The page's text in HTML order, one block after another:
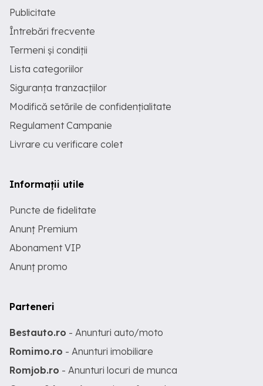
Publicitate
Întrebări frecvente
Termeni și condiții
Lista categoriilor
Siguranța tranzacțiilor
Modifică setările de confidențialitate
Regulament Campanie
Livrare cu verificare colet
Informații utile
Puncte de fidelitate
Anunț Premium
Abonament VIP
Anunț promo
Parteneri
Bestauto.ro - Anunturi auto/moto
Romimo.ro - Anunturi imobiliare
Romjob.ro - Anunturi locuri de munca